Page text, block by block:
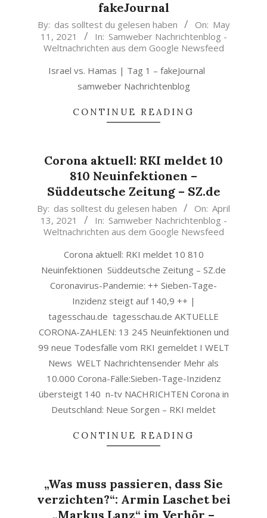
fakeJournal
2021-
05-
11
By: das solltest du gelesen haben On: May
11, 2021
In: Samweber Nachrichtenblog -
Weltnachrichten aus dem Google Newsfeed
Israel vs. Hamas | Tag 1 – fakeJournal
samweber Nachrichtenblog
CONTINUE READING
Corona aktuell: RKI meldet 10
810 Neuinfektionen –
Süddeutsche Zeitung – SZ.de
2021-
04-
13
By: das solltest du gelesen haben On: April
13, 2021
In: Samweber Nachrichtenblog -
Weltnachrichten aus dem Google Newsfeed
Corona aktuell: RKI meldet 10 810
Neuinfektionen Süddeutsche Zeitung – SZ.de
Coronavirus-Pandemie: ++ Sieben-Tage-
Inzidenz steigt auf 140,9 ++ |
tagesschau.de tagesschau.de AKTUELLE
CORONA-ZAHLEN: 13 245 Neuinfektionen und
99 neue Todesfälle vom RKI gemeldet I WELT
News WELT Nachrichtensender Mehr als
10.000 Corona-Fälle:Sieben-Tage-Inzidenz
übersteigt 140 n-tv NACHRICHTEN Corona in
Deutschland: Neue Sorgen – RKI meldet
CONTINUE READING
„Was muss passieren, dass Sie
verzichten?“: Armin Laschet bei
„Markus Lanz“ im Verhör –